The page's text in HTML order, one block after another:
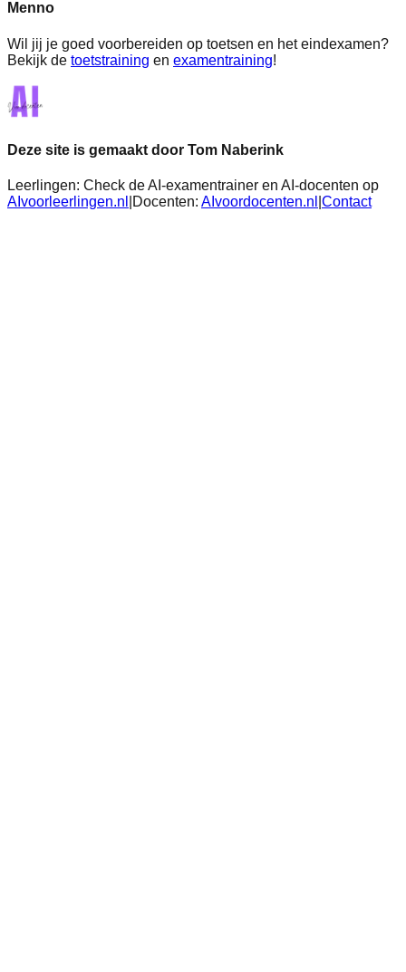
Menno
Wil jij je goed voorbereiden op toetsen en het eindexamen?
Bekijk de toetstraining en examentraining!
Deze site is gemaakt door Tom Naberink
Leerlingen: Check de AI-examentrainer en AI-docenten op
AIvoorleerlingen.nl
Docenten: AIvoordocenten.nl Contact